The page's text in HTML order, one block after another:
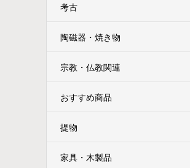
考古
陶磁器・焼き物
宗教・仏教関連
おすすめ商品
提物
家具・木製品